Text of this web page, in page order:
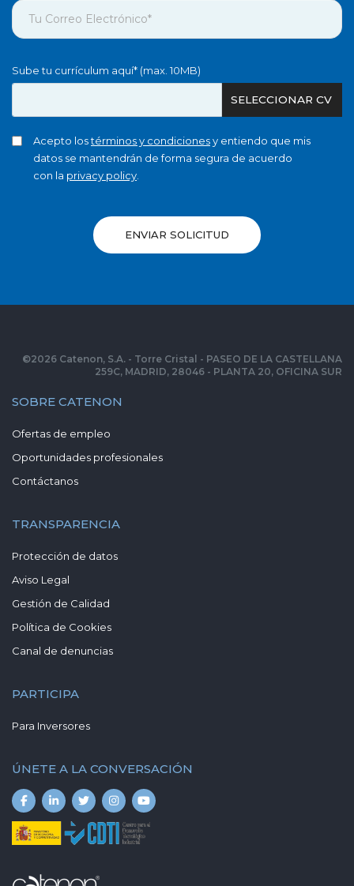
Sube tu currículum aquí* (max. 10MB)
SELECCIONAR CV
Acepto lostérminos y condicionesy entiendo que mis
datos se mantendrán de forma segura de acuerdo
con la privacy policy
ENVIAR SOLICITUD
SOBRE CATENON
Ofertas de empleo
Oportunidades profesionales
Contáctanos
TRANSPARENCIA
Protección de datos
Aviso Legal
Gestión de Calidad
Política de Cookies
Canal de denuncias
PARTICIPA
Para Inversores
ÚNETE A LA CONVERSACIÓN
©2026 Catenon, S.A. - Torre Cristal - PASEO DE LA CASTELLANA
259C, MADRID, 28046 - PLANTA 20, OFICINA SUR